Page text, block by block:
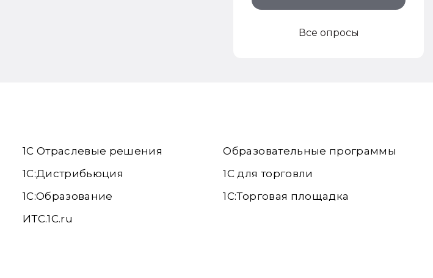
Все опросы
1С Отраслевые решения
1С:Дистрибьюция
1С:Образование
ИТС.1C.ru
Образовательные программы
1С для торговли
1С:Торговая площадка